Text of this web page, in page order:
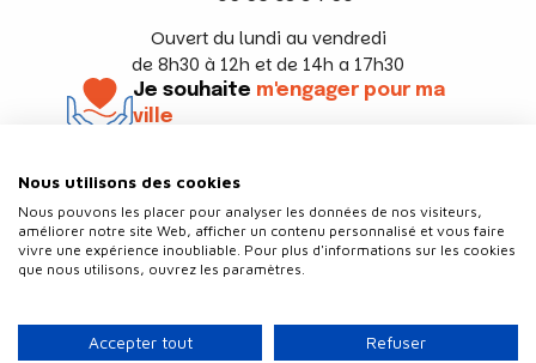
Ouvert du lundi au vendredi
de 8h30 à 12h et de 14h a 17h30
Je souhaite m'engager pour ma
ville
Politique de confidentialité
Nous utilisons des cookies
Nous pouvons les placer pour analyser les données de nos visiteurs,
améliorer notre site Web, afficher un contenu personnalisé et vous faire
vivre une expérience inoubliable. Pour plus d'informations sur les cookies
que nous utilisons, ouvrez les paramètres.
Accepter tout Refuser